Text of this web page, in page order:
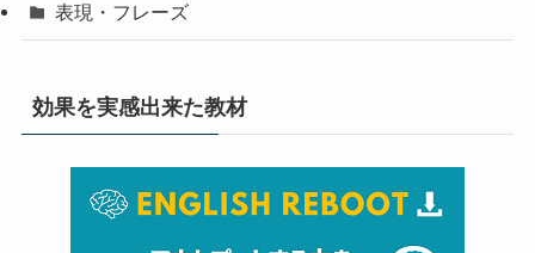
表現・フレーズ
効果を実感出来た教材